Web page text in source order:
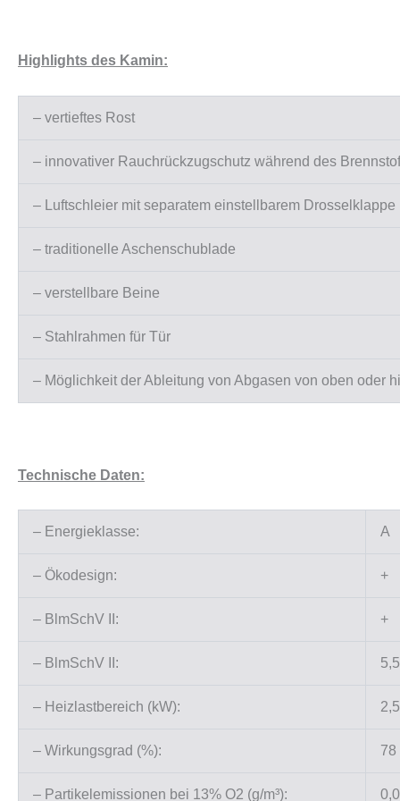
Highlights des Kamin:
– vertieftes Rost
– innovativer Rauchrückzugschutz während des
– Luftschleier mit separatem einstellbarem Drosselklappe
– traditionelle Aschenschublade
– verstellbare Beine
– Stahlrahmen für Tür
– Möglichkeit der Ableitung von Abgasen von oben oder
Technische Daten:
– Energieklasse: A
– Ökodesign: +
– BlmSchV II: +
– BlmSchV II: 5,5
– Heizlastbereich (kW):
– Wirkungsgrad (%): 78
– Partikelemissionen bei 13% O2 (g/m³):